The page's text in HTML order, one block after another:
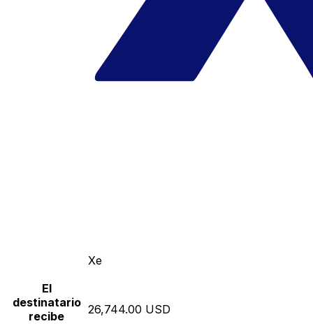
Xe
El
destinatario
recibe
26,744.00 USD